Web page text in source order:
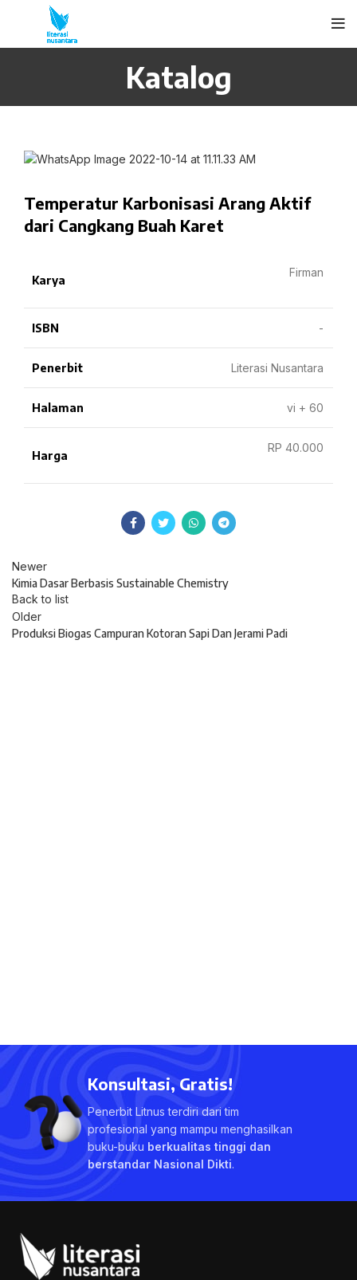
Katalog
Temperatur Karbonisasi Arang Aktif
dari Cangkang Buah Karet
Karya
Firman
ISBN -
Penerbit Literasi Nusantara
Halaman vi + 60
Harga
RP 40.000
Newer
Kimia Dasar Berbasis Sustainable Chemistry
Back to list
Older
Produksi Biogas Campuran Kotoran Sapi Dan Jerami Padi
Konsultasi, Gratis!
Penerbit Litnus terdiri dari tim
profesional yang mampu menghasilkan
buku-buku berkualitas tinggi dan
berstandar Nasional Dikti.